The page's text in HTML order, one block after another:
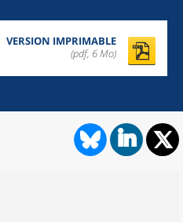
VERSION IMPRIMABLE
(pdf, 6 Mo)